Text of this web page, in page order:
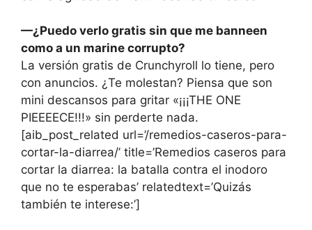
—¿Puedo verlo gratis sin que me banneen
como a un marine corrupto?
La versión gratis de Crunchyroll lo tiene, pero
con anuncios. ¿Te molestan? Piensa que son
mini descansos para gritar «¡¡¡THE ONE
PIEEEECE!!!» sin perderte nada.
[aib_post_related url=’/remedios-caseros-para-
cortar-la-diarrea/’ title=’Remedios caseros para
cortar la diarrea: la batalla contra el inodoro
que no te esperabas’ relatedtext=’Quizás
también te interese:’]